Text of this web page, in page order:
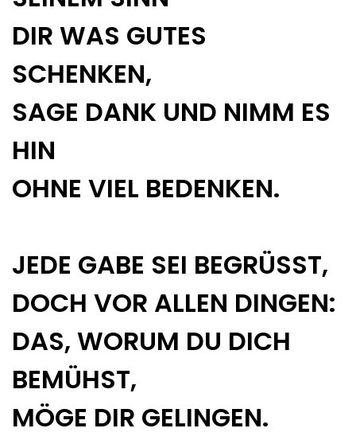
DIR WAS GUTES
SCHENKEN,
SAGE DANK UND NIMM ES
HIN
OHNE VIEL BEDENKEN.
JEDE GABE SEI BEGRÜSST,
DOCH VOR ALLEN DINGEN:
DAS, WORUM DU DICH
BEMÜHST,
MÖGE DIR GELINGEN.